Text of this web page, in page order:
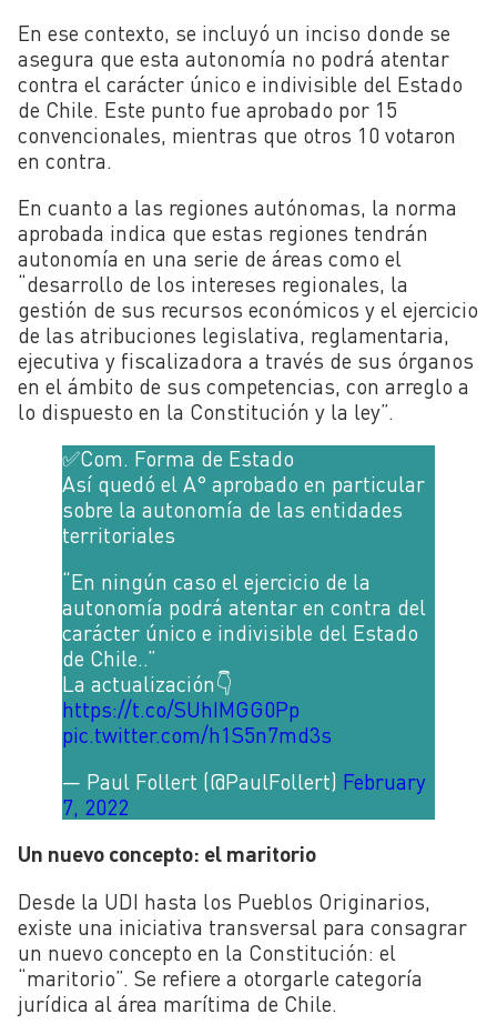
En ese contexto, se incluyó un inciso donde se
asegura que esta autonomía no podrá atentar
contra el carácter único e indivisible del Estado
de Chile. Este punto fue aprobado por 15
convencionales, mientras que otros 10 votaron
en contra.
En cuanto a las regiones autónomas, la norma
aprobada indica que estas regiones tendrán
autonomía en una serie de áreas como el
“desarrollo de los intereses regionales, la
gestión de sus recursos económicos y el ejercicio
de las atribuciones legislativa, reglamentaria,
ejecutiva y fiscalizadora a través de sus órganos
en el ámbito de sus competencias, con arreglo a
lo dispuesto en la Constitución y la ley”.
✅Com. Forma de Estado
Así quedó el A° aprobado en particular
sobre la autonomía de las entidades
territoriales
“En ningún caso el ejercicio de la
autonomía podrá atentar en contra del
carácter único e indivisible del Estado
de Chile..”
La actualización👇
https://t.co/SUhIMGG0Pp
pic.twitter.com/h1S5n7md3s
— Paul Follert (@PaulFollert) February
7, 2022
Un nuevo concepto: el maritorio
Desde la UDI hasta los Pueblos Originarios,
existe una iniciativa transversal para consagrar
un nuevo concepto en la Constitución: el
“maritorio”. Se refiere a otorgarle categoría
jurídica al área marítima de Chile.